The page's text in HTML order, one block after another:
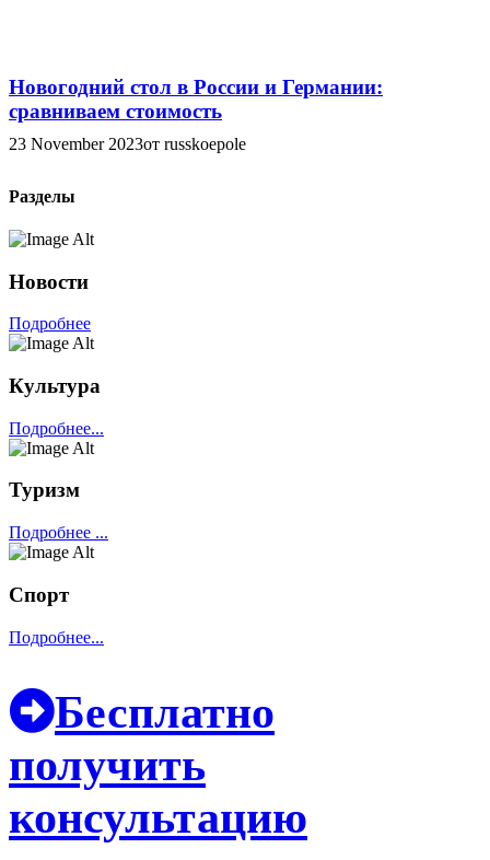
Новогодний стол в России и Германии:
сравниваем стоимость
23 November 2023от russkoepole
Разделы
Новости
Подробнее
Культура
Подробнее...
Туризм
Подробнее ...
Спорт
Подробнее...
Бесплатно
получить
консультацию